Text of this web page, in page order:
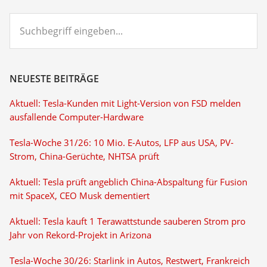
eingeben...
NEUESTE BEITRÄGE
Aktuell: Tesla-Kunden mit Light-Version von FSD melden
ausfallende Computer-Hardware
Tesla-Woche 31/26: 10 Mio. E-Autos, LFP aus USA, PV-
Strom, China-Gerüchte, NHTSA prüft
Aktuell: Tesla prüft angeblich China-Abspaltung für Fusion
mit SpaceX, CEO Musk dementiert
Aktuell: Tesla kauft 1 Terawattstunde sauberen Strom pro
Jahr von Rekord-Projekt in Arizona
Tesla-Woche 30/26: Starlink in Autos, Restwert, Frankreich